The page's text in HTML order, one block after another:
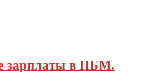
зарплаты в НБМ.